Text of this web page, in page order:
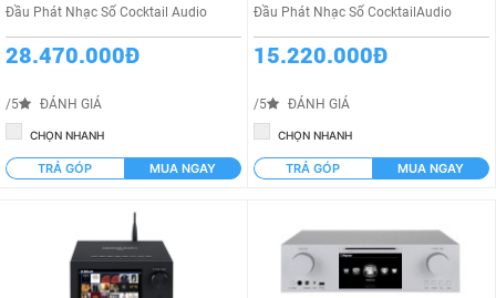
Đầu Phát Nhạc Số Cocktail Audio
28.470.000Đ
/5 ĐÁNH GIÁ
CHỌN NHANH
TRẢ GÓP MUA NGAY
Đầu Phát Nhạc Số CocktailAudio
15.220.000Đ
/5 ĐÁNH GIÁ
CHỌN NHANH
TRẢ GÓP MUA NGAY